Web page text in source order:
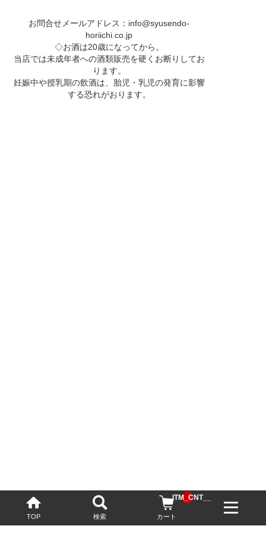
TOP 検索 カート
__ITM_CNT__
お問合せメールアドレス： info@syusendo-
horiichi.co.jp
◇お酒は20歳になってから。
当店では未成年者への酒類販売を硬くお断りしてお
ります。
妊娠中や授乳期の飲酒は、胎児・乳児の発育に影響
する恐れがおります。